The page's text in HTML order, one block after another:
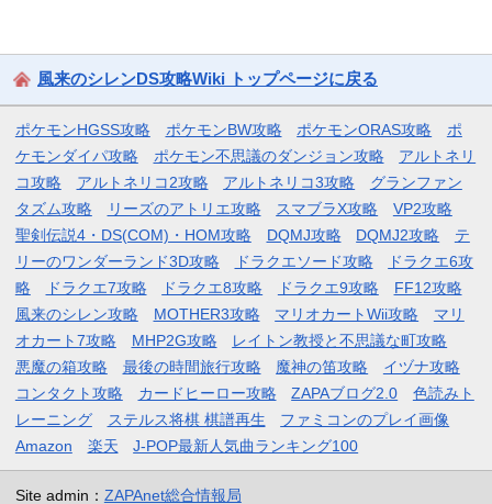
風来のシレンDS攻略Wiki トップページに戻る
ポケモンHGSS攻略 ポケモンBW攻略 ポケモンORAS攻略
ポ
ケモンダイパ攻略
ポケモン不思議のダンジョン攻略
アルトネリ
コ攻略
アルトネリコ2攻略 アルトネリコ3攻略
グランファン
タズム攻略
リーズのアトリエ攻略 スマブラX攻略
VP2攻略
聖剣伝説4・DS(COM)・HOM攻略
DQMJ攻略 DQMJ2攻略
テ
リーのワンダーランド3D攻略
ドラクエソード攻略
ドラクエ6攻
略
ドラクエ7攻略 ドラクエ8攻略 ドラクエ9攻略
FF12攻略
風来のシレン攻略
MOTHER3攻略 マリオカートWii攻略
マリ
オカート7攻略
MHP2G攻略
レイトン教授と不思議な町攻略
悪魔の箱攻略
最後の時間旅行攻略 魔神の笛攻略
イヅナ攻略
コンタクト攻略
カードヒーロー攻略 ZAPAブログ2.0
色読みト
レーニング
ステルス将棋 棋譜再生
ファミコンのプレイ画像
Amazon
楽天 J-POP最新人気曲ランキング100
Site admin： ZAPAnet総合情報局